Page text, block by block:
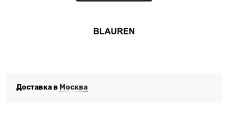
Доставка в Москва